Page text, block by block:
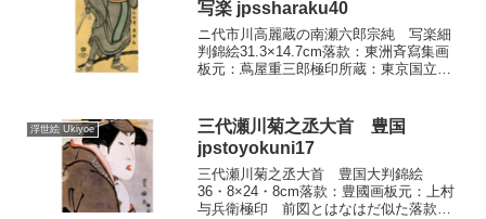
写楽 jpssharaku40
ニ代市川高麗蔵の南瀬六郎宗純 写楽細
判錦絵31.3×14.7cm落款：東洲斉寫集画
板元：蔦屋重三郎極印所蔵：東京国立博
その配色は清楚で、しかも版形式の絵と
して効果を高めて...
浮世絵 Ukiyoe
三代瀬川菊之丞大首 豊国
jpstoyokuni17
三代瀬川菊之丞大首 豊国大判錦絵
36・8×24・8cm落款：豊國画板元：上村
与兵衛極印 前図とはなはだ似た落款で